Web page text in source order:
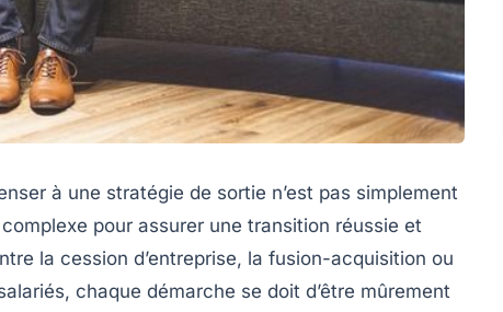
à une stratégie de sortie n’est pas simplement
pour assurer une transition réussie et
la cession d’entreprise, la fusion-acquisition ou
chaque démarche se doit d’être mûrement